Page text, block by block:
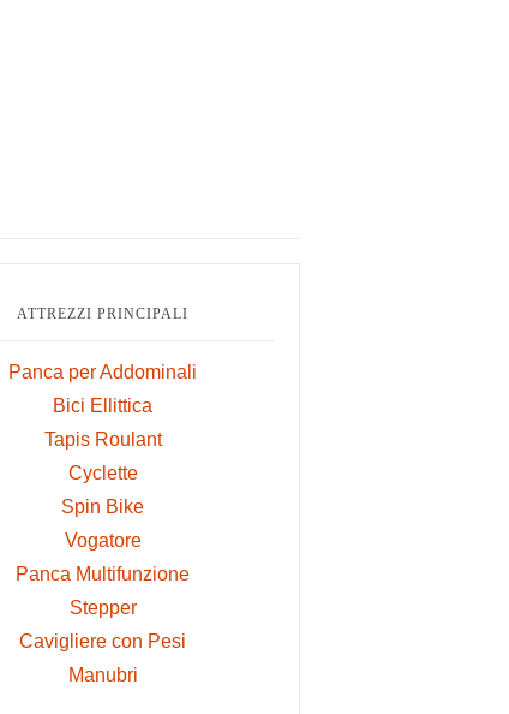
ATTREZZI PRINCIPALI
Panca per Addominali
Bici Ellittica
Tapis Roulant
Cyclette
Spin Bike
Vogatore
Panca Multifunzione
Stepper
Cavigliere con Pesi
Manubri